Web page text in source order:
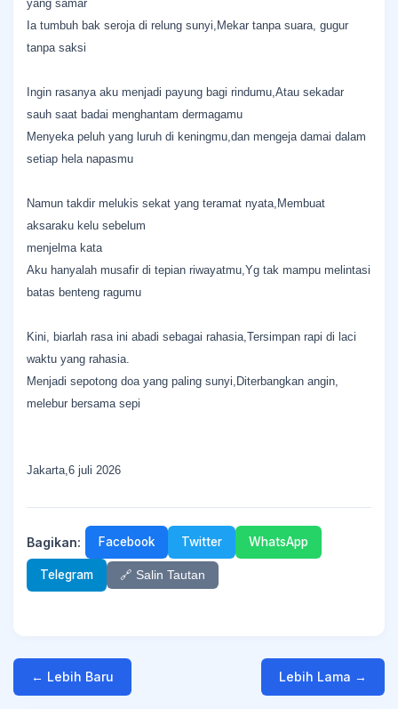
yang samar
Ia tumbuh bak seroja di relung sunyi,Mekar tanpa suara, gugur
tanpa saksi
Ingin rasanya aku menjadi payung bagi rindumu,Atau sekadar
sauh saat badai menghantam dermagamu
Menyeka peluh yang luruh di keningmu,dan mengeja damai dalam
setiap hela napasmu
Namun takdir melukis sekat yang teramat nyata,Membuat
aksaraku kelu sebelum
menjelma kata
Aku hanyalah musafir di tepian riwayatmu,Yg tak mampu melintasi
batas benteng ragumu
Kini, biarlah rasa ini abadi sebagai rahasia,Tersimpan rapi di laci
waktu yang rahasia.
Menjadi sepotong doa yang paling sunyi,Diterbangkan angin,
melebur bersama sepi
Jakarta,6 juli 2026
Bagikan: Facebook Twitter WhatsApp
Telegram 🔗 Salin Tautan
← Lebih Baru Lebih Lama →